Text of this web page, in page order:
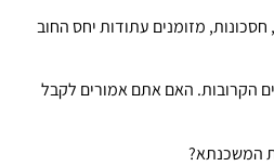
מזומנים עתודות יחס החוב
הקרובות. האם אתם אמורים לקבל
המשכנתא?